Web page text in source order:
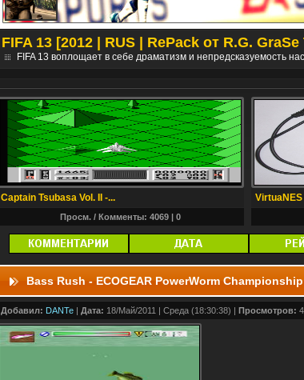
FIFA 13 [2012 | RUS | RePack от R.G.
FIFA 13 воплощает в себе драматизм и непредсказуемость
Captain Tsubasa Vol. II -...
Просм. / Комменты: 4069 | 0
VirtuaNES
Bass Rush - ECOGEAR PowerWorm Championship
Добавил: DANTe | Дата: 18/Май/2011 | Среда (18:30:38) | Просмотров: